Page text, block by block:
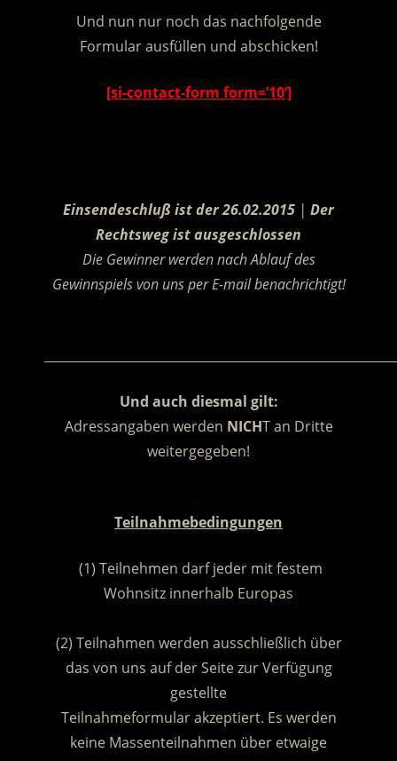
Und nun nur noch das nachfolgende
Formular ausfüllen und abschicken!
[si-contact-form form=’10‘]
Einsendeschluß ist der 26.02.2015 | Der
Rechtsweg ist ausgeschlossen
Die Gewinner werden nach Ablauf des
Gewinnspiels von uns per E-mail benachrichtigt!
Und auch diesmal gilt:
Adressangaben werden NICHT an Dritte
weitergegeben!
Teilnahmebedingungen
(1) Teilnehmen darf jeder mit festem
Wohnsitz innerhalb Europas
(2) Teilnahmen werden ausschließlich über
das von uns auf der Seite zur Verfügung
gestellte
Teilnahmeformular akzeptiert. Es werden
keine Massenteilnahmen über etwaige